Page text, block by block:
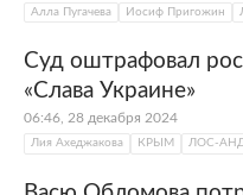
Алла Пугачева Иосиф Пригожин
Суд оштрафовал
«Слава Украине»
06:46, 28 декабря 2024
Лия Ахеджакова КРЫМ ЛОС-